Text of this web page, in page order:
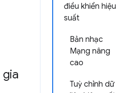
điều khiển hiệu
suất
Bản nhạc
Mạng nâng
cao
Tuỳ chỉnh dữ